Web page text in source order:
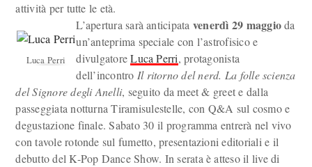
attività per tutte le età.
Luca Perri
L’apertura sarà anticipata venerdì 29 maggioda
un’anteprima speciale con l’astrofisico e
divulgatoreLuca Perri, protagonista
dell’incontro Il ritorno del nerd. La folle scienza
del Signore degli Anelli, seguito da meet & greet e dalla
passeggiata notturna Tiramisulestelle, con Q&A sul cosmo e
degustazione finale. Sabato 30 il programma entrerà nel vivo
con tavole rotonde sul fumetto, presentazioni editoriali e il
debutto del K-Pop Dance Show. In serata è atteso il live di